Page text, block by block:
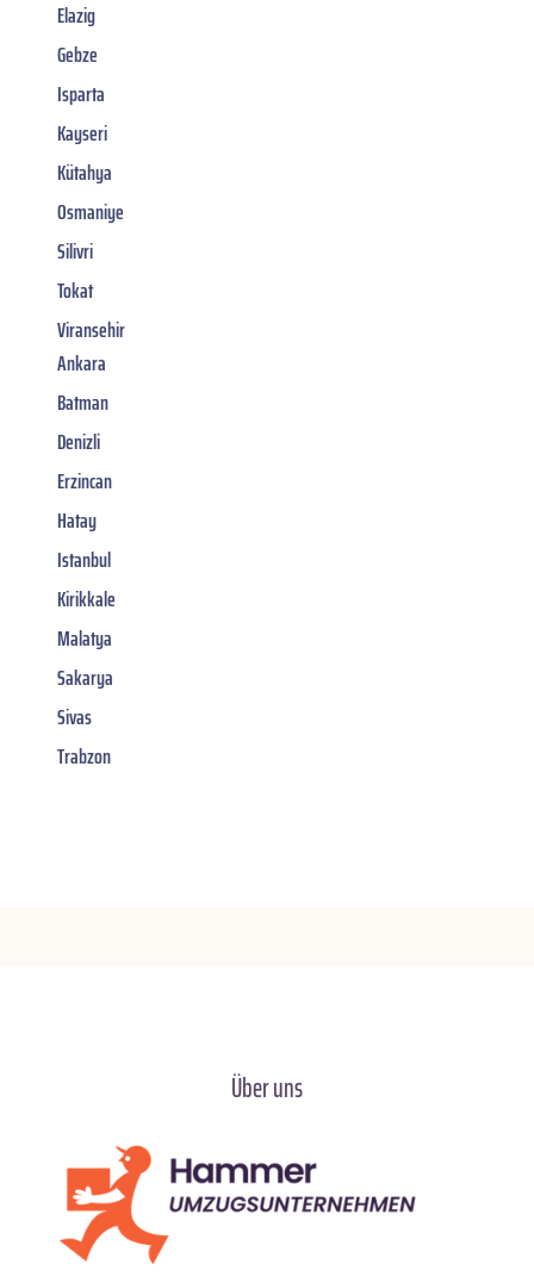
Elazig
Gebze
Isparta
Kayseri
Kütahya
Osmaniye
Silivri
Tokat
Viransehir
Ankara
Batman
Denizli
Erzincan
Hatay
Istanbul
Kirikkale
Malatya
Sakarya
Sivas
Trabzon
Über uns